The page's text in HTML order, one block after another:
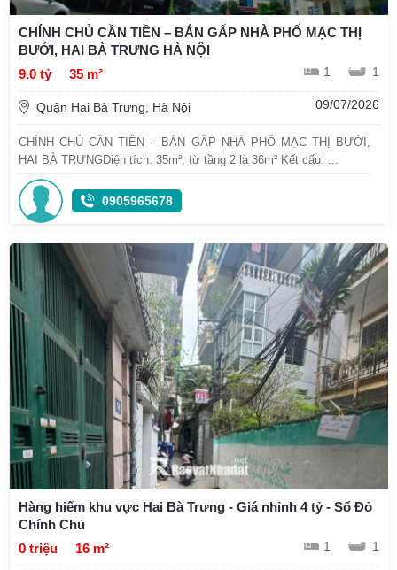
CHÍNH CHỦ CẦN TIỀN – BÁN GẤP NHÀ PHỐ MẠC THỊ
BƯỞI, HAI BÀ TRƯNG HÀ NỘI
9.0 tỷ
35 m² 1 1
Quận Hai Bà Trưng, Hà Nội 09/07/2026
CHÍNH CHỦ CẦN TIỀN – BÁN GẤP NHÀ PHỐ MẠC THỊ BƯỞI,
HAI BÀ TRƯNGDiện tích: 35m², từ tầng 2 là 36m² Kết cấu: ...
0905965678
Hàng hiếm khu vực Hai Bà Trưng - Giá nhỉnh 4 tỷ - Sổ Đỏ
Chính Chủ
0 triệu
16 m² 1 1